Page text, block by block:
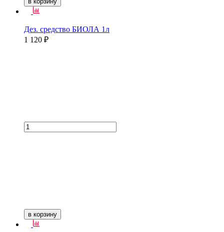
Дез. средство БИОЛА 1л
1 120 ₽
в корзину